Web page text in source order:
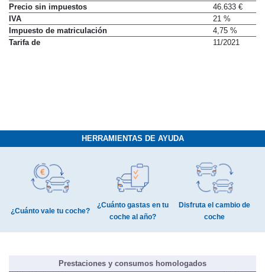
Precio sin impuestos
46.633 €
IVA
21 %
Impuesto de matriculación
4,75 %
Tarifa de
11/2021
HERRAMIENTAS DE AYUDA
¿Cuánto vale tu coche?
¿Cuánto gastas en tu
coche al año?
Disfruta el cambio de
coche
Prestaciones y consumos homologados